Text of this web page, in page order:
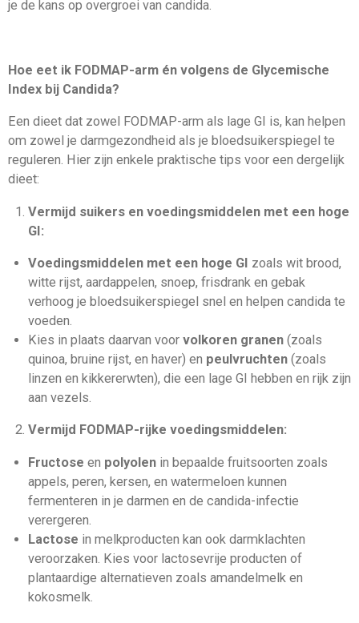
je de kans op overgroei van candida.
Hoe eet ik FODMAP-arm én volgens de Glycemische
Index bij Candida?
Een dieet dat zowel FODMAP-arm als lage GI is, kan helpen
om zowel je darmgezondheid als je bloedsuikerspiegel te
reguleren. Hier zijn enkele praktische tips voor een dergelijk
dieet:
Vermijd suikers en voedingsmiddelen met een hoge
GI:
Voedingsmiddelen met een hoge GI zoals wit brood,
witte rijst, aardappelen, snoep, frisdrank en gebak
verhoog je bloedsuikerspiegel snel en helpen candida te
voeden.
Kies in plaats daarvan voor volkoren granen(zoals
quinoa, bruine rijst, en haver) en peulvruchten(zoals
linzen en kikkererwten), die een lage GI hebben en rijk zijn
aan vezels.
Vermijd FODMAP-rijke voedingsmiddelen:
Fructose en polyolenin bepaalde fruitsoorten zoals
appels, peren, kersen, en watermeloen kunnen
fermenteren in je darmen en de candida-infectie
verergeren.
Lactose in melkproducten kan ook darmklachten
veroorzaken. Kies voor lactosevrije producten of
plantaardige alternatieven zoals amandelmelk en
kokosmelk.